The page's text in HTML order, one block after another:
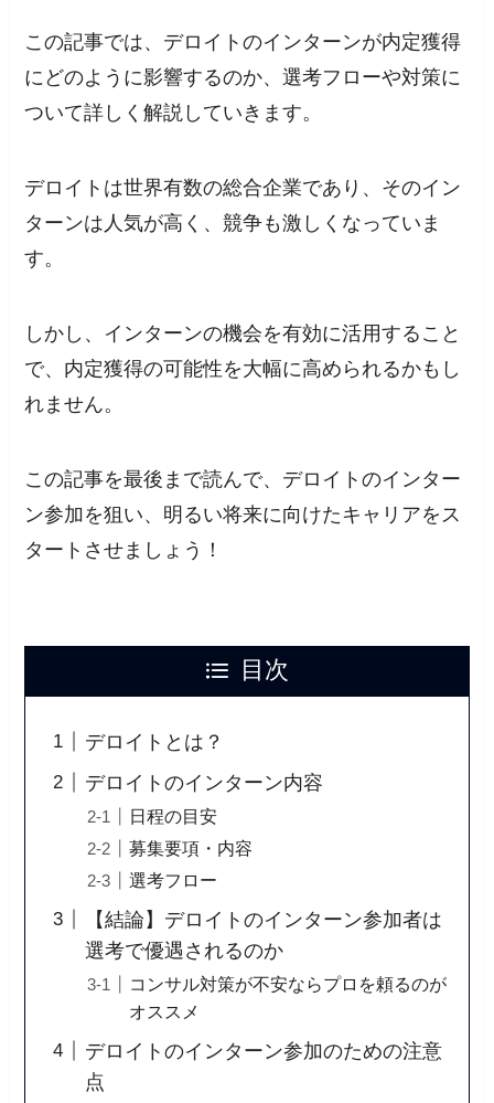
この記事では、デロイトのインターンが内定獲得
にどのように影響するのか、選考フローや対策に
ついて詳しく解説していきます。
デロイトは世界有数の総合企業であり、そのイン
ターンは人気が高く、競争も激しくなっていま
す。
しかし、インターンの機会を有効に活用すること
で、内定獲得の可能性を大幅に高められるかもし
れません。
この記事を最後まで読んで、デロイトのインター
ン参加を狙い、明るい将来に向けたキャリアをス
タートさせましょう！
目次
デロイトとは？
デロイトのインターン内容
日程の目安
募集要項・内容
選考フロー
【結論】デロイトのインターン参加者は
選考で優遇されるのか
コンサル対策が不安ならプロを頼るのが
オススメ
デロイトのインターン参加のための注意
点